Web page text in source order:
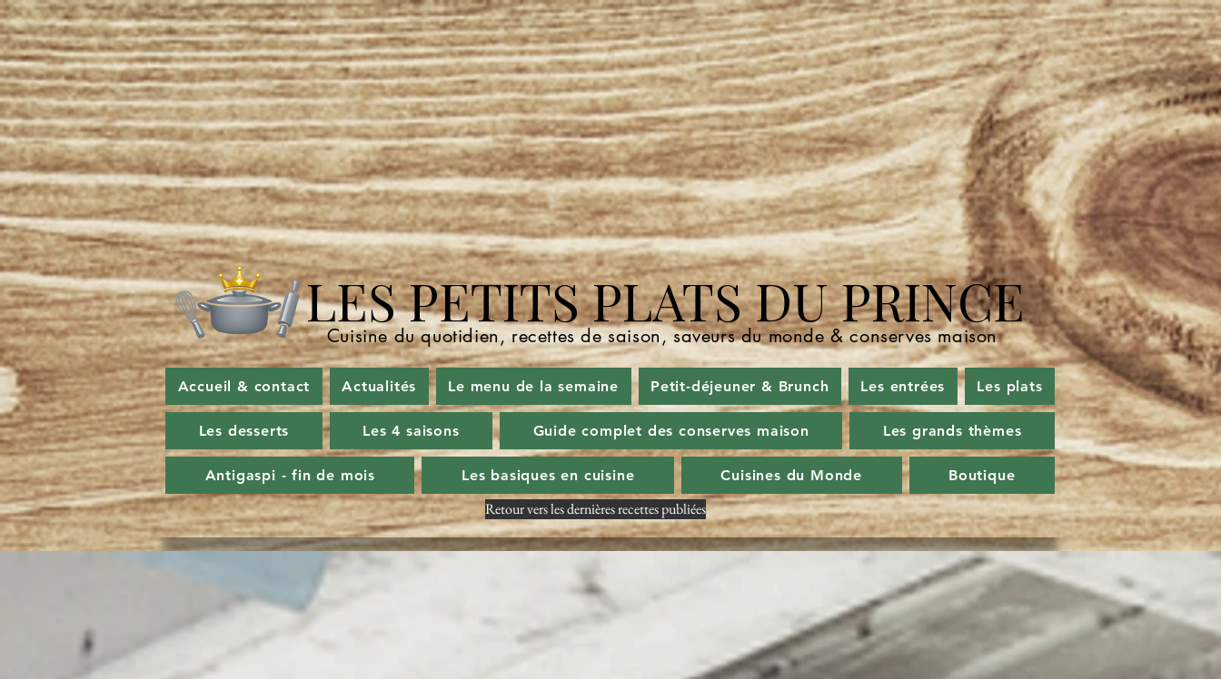
LES PETITS PLATS DU PRINCE
Cuisine du quotidien, recettes de saison, saveurs du monde & conserves maison
Accueil & contact Actualités Le menu de la semaine Petit-déjeuner & Brunch Les entrées Les plats
Les desserts Les 4 saisons Guide complet des conserves maison Les grands thèmes
Antigaspi - fin de mois Les basiques en cuisine Cuisines du Monde Boutique
Retour vers les dernières recettes publiées